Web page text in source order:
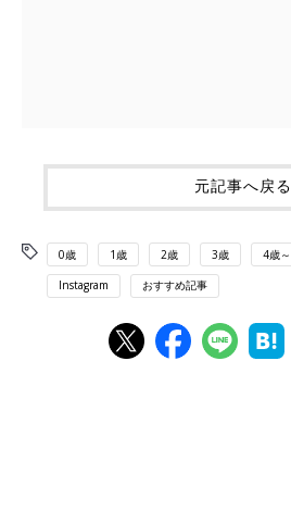
元記事へ戻る
0歳 1歳 2歳 3歳 4歳～
Instagram おすすめ記事